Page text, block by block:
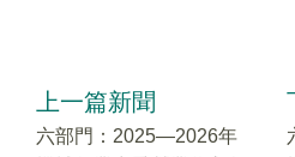
上一篇新聞
六部門：2025—2026年